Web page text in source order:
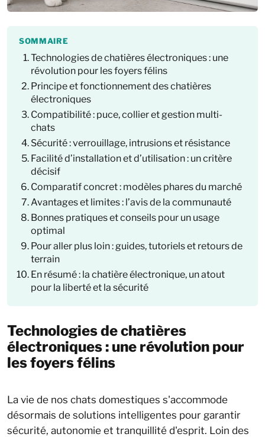
SOMMAIRE
Technologies de chatières électroniques : une
révolution pour les foyers félins
Principe et fonctionnement des chatières
électroniques
Compatibilité : puce, collier et gestion multi-
chats
Sécurité : verrouillage, intrusions et résistance
Facilité d’installation et d’utilisation : un critère
décisif
Comparatif concret : modèles phares du marché
Avantages et limites : l’avis de la communauté
Bonnes pratiques et conseils pour un usage
optimal
Pour aller plus loin : guides, tutoriels et retours de
terrain
En résumé : la chatière électronique, un atout
pour la liberté et la sécurité
Technologies de chatières
électroniques : une révolution pour
les foyers félins
La vie de nos chats domestiques s'accommode
désormais de solutions intelligentes pour garantir
sécurité, autonomie et tranquillité d'esprit. Loin des